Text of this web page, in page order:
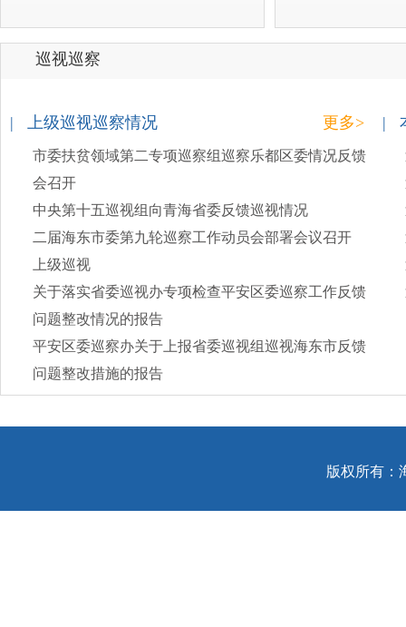
巡视巡察
| 上级巡视巡察情况 更多>
市委扶贫领域第二专项巡察组巡察乐都区委情况反馈
会召开
中央第十五巡视组向青海省委反馈巡视情况
二届海东市委第九轮巡察工作动员会部署会议召开
上级巡视
关于落实省委巡视办专项检查平安区委巡察工作反馈
问题整改情况的报告
平安区委巡察办关于上报省委巡视组巡视海东市反馈
问题整改措施的报告
|
版权所有